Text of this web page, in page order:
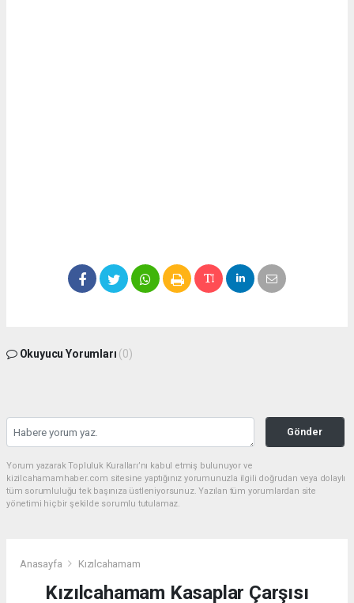
Okuyucu Yorumları (0)
Gönder
Yorum yazarak Topluluk Kuralları’nı kabul etmiş bulunuyor ve
kizilcahamamhaber.com sitesine yaptığınız yorumunuzla ilgili doğrudan veya dolaylı
tüm sorumluluğu tek başınıza üstleniyorsunuz. Yazılan tüm yorumlardan site
yönetimi hiçbir şekilde sorumlu tutulamaz.
Anasayfa Kızılcahamam
Kızılcahamam Kasaplar Çarşısı